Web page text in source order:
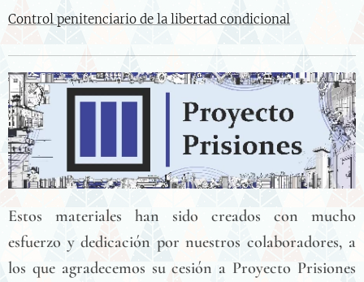
Control penitenciario de la libertad condicional
Estos materiales han sido creados con mucho
esfuerzo y dedicación por nuestros colaboradores, a
los que agradecemos su cesión a Proyecto Prisiones